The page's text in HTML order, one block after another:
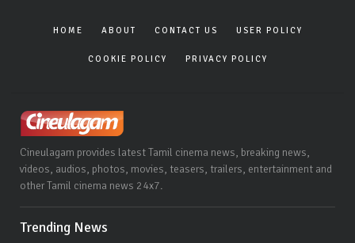
HOME ABOUT CONTACT US USER POLICY
COOKIE POLICY PRIVACY POLICY
Cineulagam provides latest Tamil cinema news, breaking news,
videos, audios, photos, movies, teasers, trailers, entertainment and
other Tamil cinema news 24x7.
Trending News